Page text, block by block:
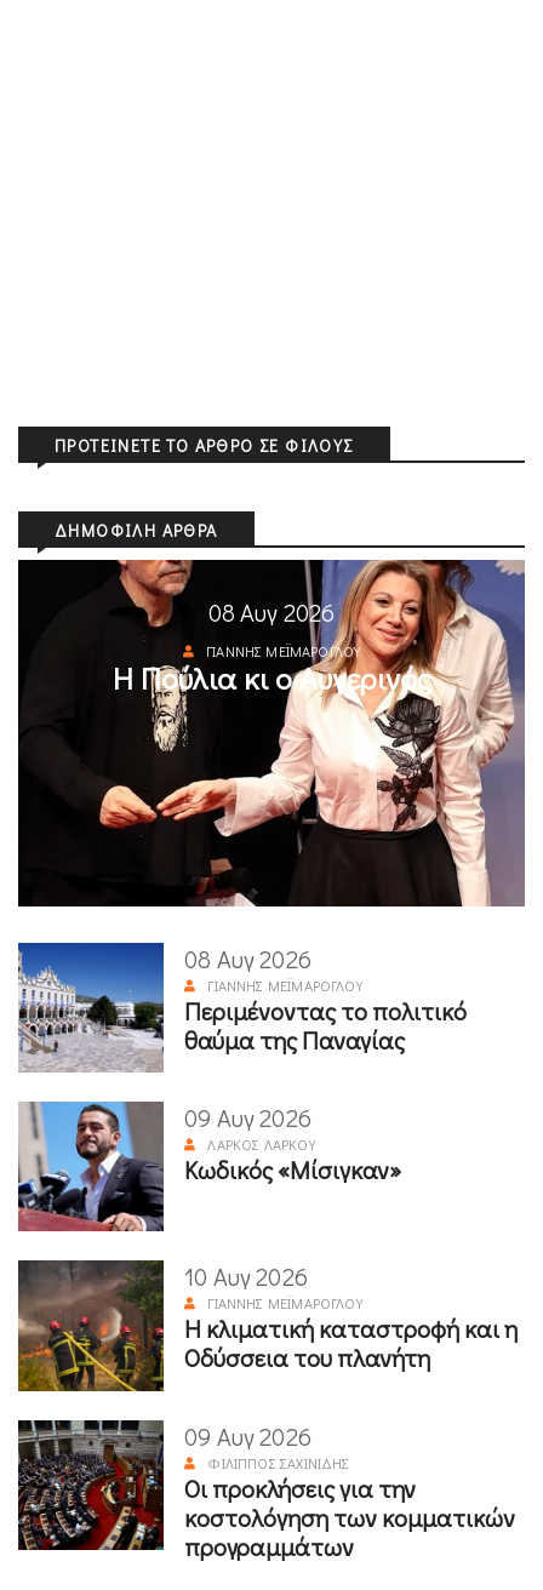
ΠΡΟΤΕΊΝΕΤΕ ΤΟ ΆΡΘΡΟ ΣΕ ΦΊΛΟΥΣ
ΔΗΜΟΦΙΛΉ ΆΡΘΡΑ
08 Αυγ 2026
ΓΙΆΝΝΗΣ ΜΕΪΜΆΡΟΓΛΟΥ
Η Πούλια κι ο Αυγερινός
08 Αυγ 2026
ΓΙΆΝΝΗΣ ΜΕΪΜΆΡΟΓΛΟΥ
Περιμένοντας το πολιτικό
θαύμα της Παναγίας
09 Αυγ 2026
ΛΆΡΚΟΣ ΛΆΡΚΟΥ
Κωδικός «Μίσιγκαν»
10 Αυγ 2026
ΓΙΆΝΝΗΣ ΜΕΪΜΆΡΟΓΛΟΥ
Η κλιματική καταστροφή και η
Οδύσσεια του πλανήτη
09 Αυγ 2026
ΦΊΛΙΠΠΟΣ ΣΑΧΙΝΊΔΗΣ
Οι προκλήσεις για την
κοστολόγηση των κομματικών
προγραμμάτων